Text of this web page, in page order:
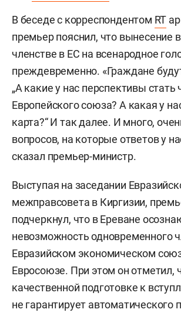
В беседе с корреспондентом RT
премьер пояснил, что вынесение
членстве в ЕС на всенародное
преждевременно. «Граждане
„А какие у нас перспективы стать
Европейского союза? А какая у
карта?“ И так далее. И много,
вопросов, на которые ответов у
сказал премьер-министр.
Выступая на заседании
межправсовета в Киргизии,
подчеркнул, что в Ереване
невозможность одновременного
Евразийском экономическом
Евросоюзе. При этом он отметил,
качественной подготовке к
не гарантирует автоматического